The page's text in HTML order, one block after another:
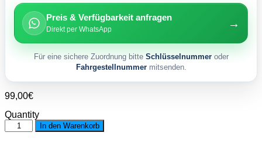
Preis & Verfügbarkeit anfragen
Direkt per WhatsApp →
Für eine sichere Zuordnung bitte Schlüsselnummeroder
Fahrgestellnummermitsenden.
99,00€
Quantity
Anlasser
Opel
In den Warenkorb